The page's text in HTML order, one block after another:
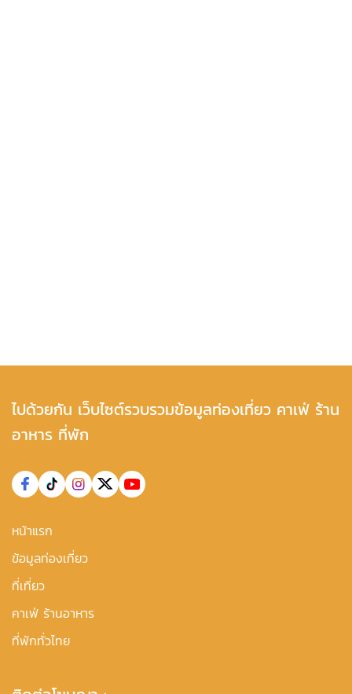
ไปด้วยกัน เว็บไซต์รวบรวมข้อมูลท่องเที่ยว คาเฟ่ ร้าน
อาหาร ที่พัก
หน้าแรก
ข้อมูลท่องเที่ยว
ที่เที่ยว
คาเฟ่ ร้านอาหาร
ที่พักทั่วไทย